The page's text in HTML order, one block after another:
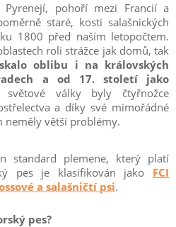
Pyrenejí, pohoří mezi Francií a
staré, kosti salašnických
1800 před naším letopočtem.
roli strážce jak domů, tak
oblibu i na královských
a od 17. století jako
války byly čtyřnožce
a díky své mimořádné
neměly větší problémy.
standard plemene, který platí
pes je klasifikován jako FCI
a salašničtí psi.
pes?